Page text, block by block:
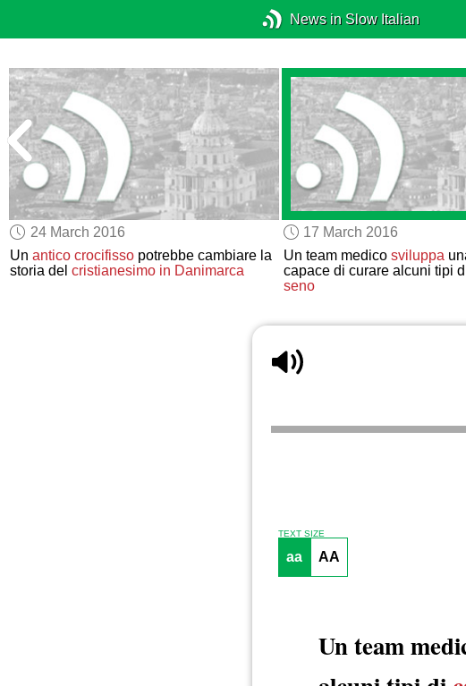
News in Slow Italian
24 March 2016
Unantico crocifisso potrebbe cambiare la
storia delcristianesimo in Danimarca
17 March 2016
Un team medico sviluppa
capace di curare alcuni tipi
seno
TEXT SIZE
aa AA
Un team